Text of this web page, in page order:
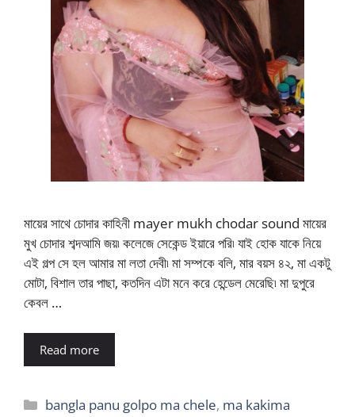
মায়ের সাথে চোদার কাহিনী mayer mukh chodar sound মায়ের
মুখ চোদার শব্দআমি জয়৷ কলেজে সেকেন্ড ইয়ারে পরি৷ যাই হোক যাকে নিয়ে
এই গল্প সে হল আমার মা লতা দেবী৷ মা সম্পকে বলি‚ মার বয়স ৪২‚ মা একটু
মোটা‚ বিশাল তার পাছা‚ কতদিন এটা মনে করে হেন্ডেল মেরেছি৷ মা দুপুরে
কেবল …
Read more
Categories
bangla panu golpo ma chele, ma kakima